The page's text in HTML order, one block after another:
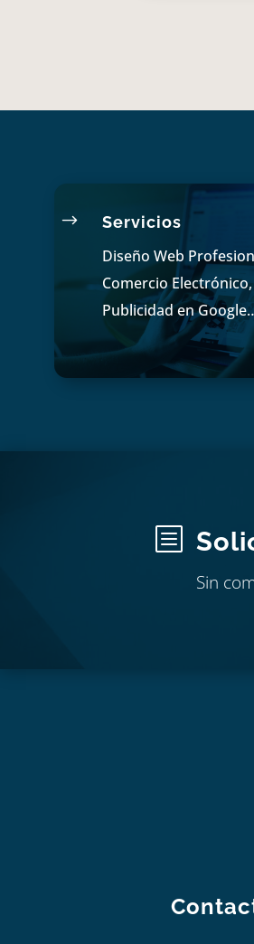
$ Servicios
Diseño Web
Comercio Electrónico,
Publicidad en
b
Sin